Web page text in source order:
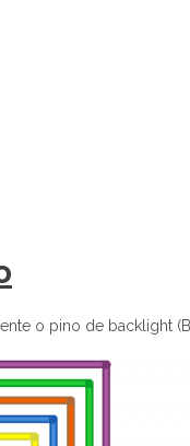
o pino de backlight